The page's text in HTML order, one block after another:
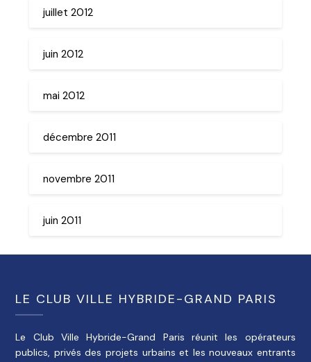
juillet 2012
juin 2012
mai 2012
décembre 2011
novembre 2011
juin 2011
LE CLUB VILLE HYBRIDE-GRAND PARIS
Le Club Ville Hybride-Grand Paris réunit les opérateurs
publics, privés des projets urbains et les nouveaux entrants